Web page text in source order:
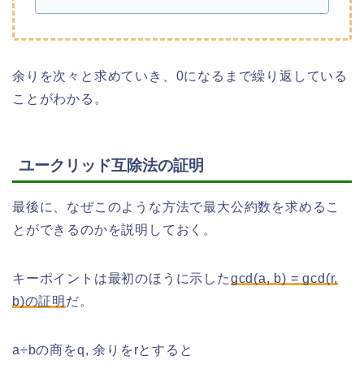
余りを次々と求めていき、0になるまで繰り返している
ことがわかる。
ユークリッド互除法の証明
最後に、なぜこのような方法で最大公約数を求めるこ
とができるのかを説明しておく。
キーポイントは最初のほうに示したgcd(a, b) = gcd(r,
b)の証明 だ。
a÷bの商をq, 余りをrとすると